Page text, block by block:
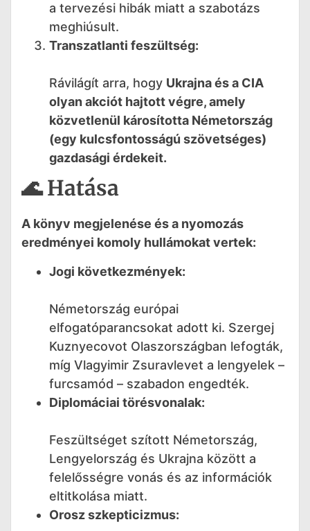
a tervezési hibák miatt a szabotázs
meghiúsult.
Transzatlanti feszültség:
Rávilágít arra, hogy Ukrajna és a CIA
olyan akciót hajtott végre, amely
közvetlenül károsította Németország
(egy kulcsfontosságú szövetséges)
gazdasági érdekeit.
🌊 Hatása
A könyv megjelenése és a nyomozás
eredményei komoly hullámokat vertek:
Jogi következmények:
Németország európai
elfogatóparancsokat adott ki. Szergej
Kuznyecovot Olaszországban lefogták,
míg Vlagyimir Zsuravlevet a lengyelek –
furcsamód – szabadon engedték.
Diplomáciai törésvonalak:
Feszültséget szított Németország,
Lengyelország és Ukrajna között a
felelősségre vonás és az információk
eltitkolása miatt.
Orosz szkepticizmus: